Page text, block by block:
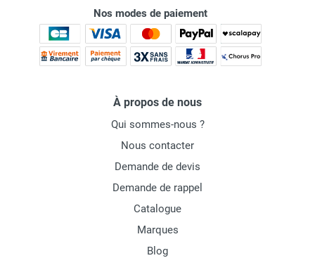
Nos modes de paiement
À propos de nous
Qui sommes-nous ?
Nous contacter
Demande de devis
Demande de rappel
Catalogue
Marques
Blog